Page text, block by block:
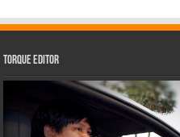
Torque Editor